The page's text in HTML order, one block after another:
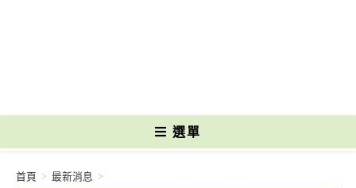
選單
首頁 > 最新消息 >